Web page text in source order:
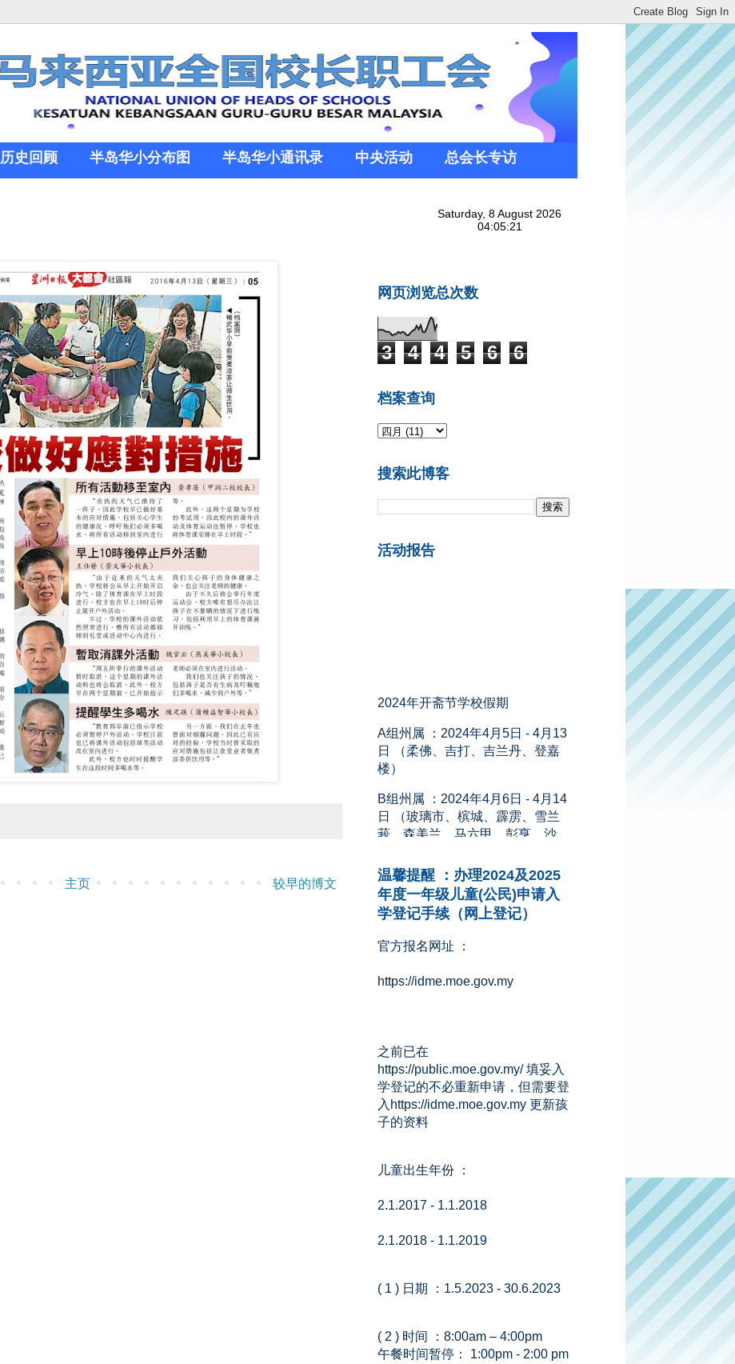
历史回顾 半岛华小分布图 半岛华小通讯录 中央活动 总会长专访
较早的博文
主页
网页浏览总次数
3 4 4 5 6 6
档案查询
搜索此博客
活动报告
A组州属 ：2024年4月5日 - 4月13
楼）
B组州属 ：2024年4月6日 - 4月14
莪、森美兰、马六甲、彭亨、沙
巴、砂拉越、吉隆坡、纳闽和布
城）
新闻来源：星洲网 (08.11.2023)
温馨提醒 ：办理2024及2025
年度一年级儿童(公民)申请入
学登记手续（网上登记）
官方报名网址 ：
https://idme.moe.gov.my
之前已在
https://public.moe.gov.my/ 填妥入
学登记的不必重新申请，但需要登
入https://idme.moe.gov.my 更新孩
子的资料
儿童出生年份 ：
2.1.2017 - 1.1.2018
2.1.2018 - 1.1.2019
( 1 ) 日期 ：1.5.2023 - 30.6.2023
( 2 ) 时间 ：8:00am – 4:00pm
午餐时间暂停： 1:00pm - 2:00 pm